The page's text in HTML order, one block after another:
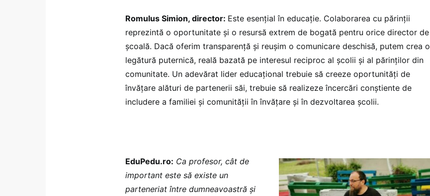
Romulus Simion, director: Este esențial în educație. Colaborarea cu părinții
reprezintă o oportunitate și o resursă extrem de bogată pentru orice director de
școală. Dacă oferim transparență și reușim o comunicare deschisă, putem crea o
legătură puternică, reală bazată pe interesul reciproc al școlii și al părinților din
comunitate. Un adevărat lider educațional trebuie să creeze oportunități de
învățare alături de partenerii săi, trebuie să realizeze încercări conștiente de
includere a familiei și comunității în învățare și în dezvoltarea școlii.
EduPedu.ro: Ca profesor, cât de
important este să existe un
parteneriat între dumneavoastră și